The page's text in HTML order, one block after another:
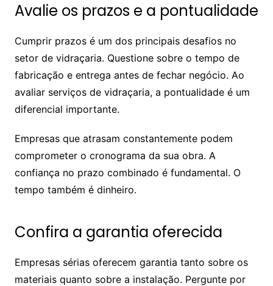
Avalie os prazos e a pontualidade
Cumprir prazos é um dos principais desafios no
setor de vidraçaria. Questione sobre o tempo de
fabricação e entrega antes de fechar negócio. Ao
avaliar serviços de vidraçaria, a pontualidade é um
diferencial importante.
Empresas que atrasam constantemente podem
comprometer o cronograma da sua obra. A
confiança no prazo combinado é fundamental. O
tempo também é dinheiro.
Confira a garantia oferecida
Empresas sérias oferecem garantia tanto sobre os
materiais quanto sobre a instalação. Pergunte por